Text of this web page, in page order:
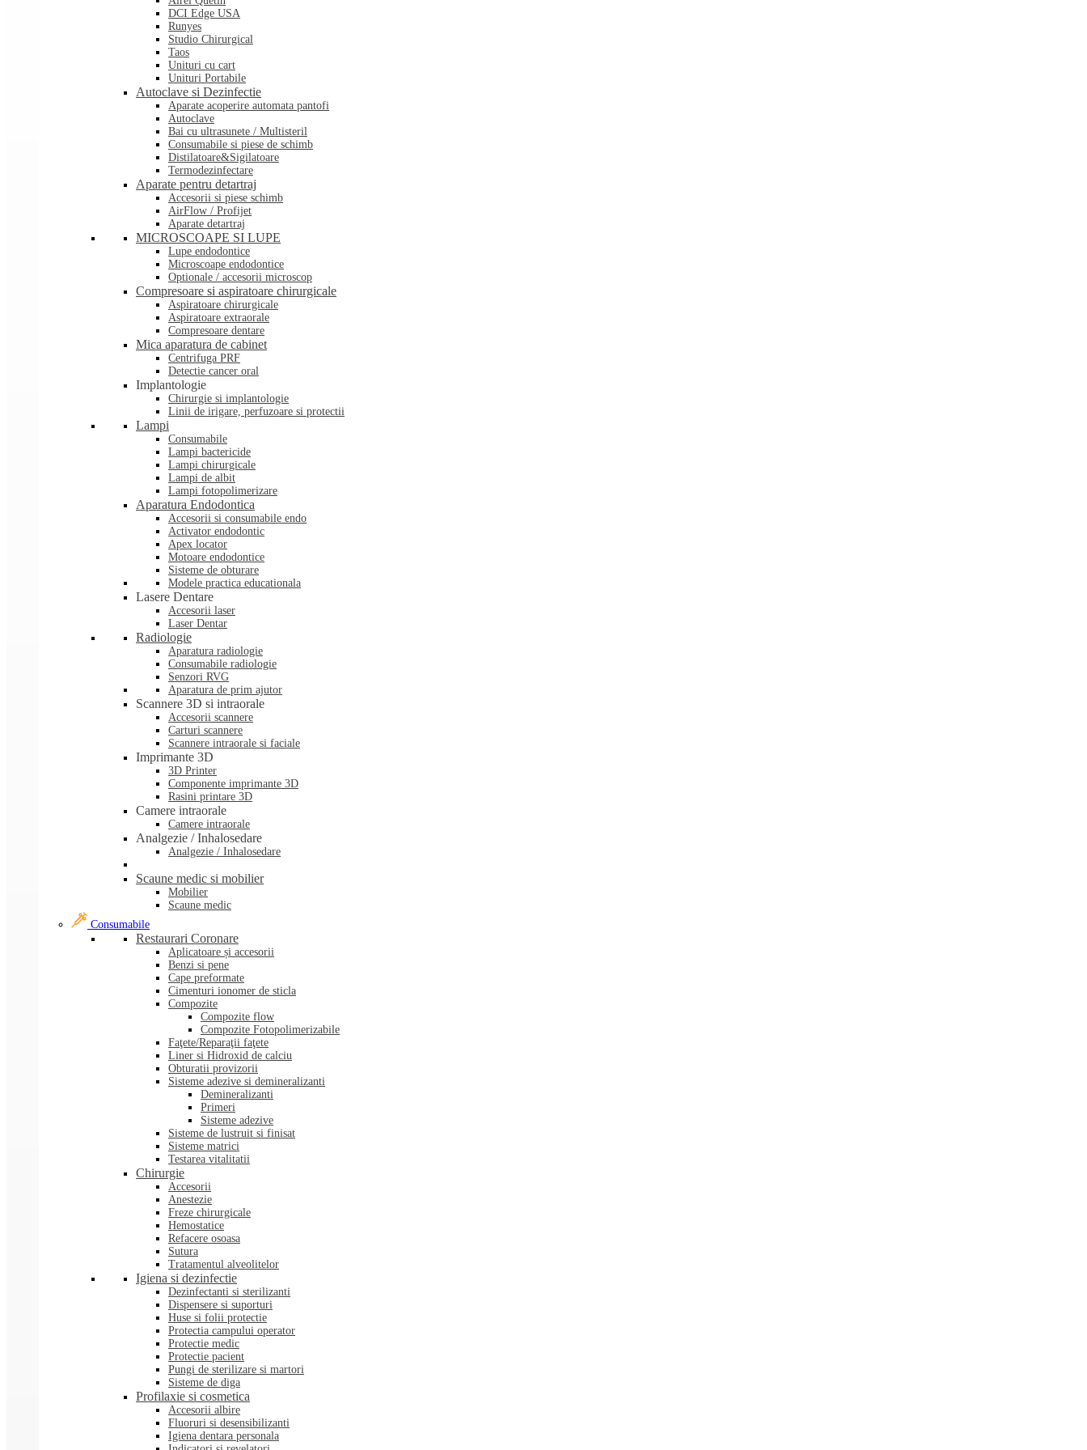
DCI Edge USA
Runyes
Studio Chirurgical
Taos
Unituri cu cart
Unituri Portabile
Autoclave si Dezinfectie
Aparate acoperire automata pantofi
Autoclave
Bai cu ultrasunete / Multisteril
Consumabile si piese de schimb
Distilatoare&Sigilatoare
Termodezinfectare
Aparate pentru detartraj
Accesorii si piese schimb
AirFlow / Profijet
Aparate detartraj
MICROSCOAPE SI LUPE
Lupe endodontice
Microscoape endodontice
Optionale / accesorii microscop
Compresoare si aspiratoare chirurgicale
Aspiratoare chirurgicale
Aspiratoare extraorale
Compresoare dentare
Mica aparatura de cabinet
Centrifuga PRF
Detectie cancer oral
Implantologie
Chirurgie si implantologie
Linii de irigare, perfuzoare si protectii
Lampi
Consumabile
Lampi bactericide
Lampi chirurgicale
Lampi de albit
Lampi fotopolimerizare
Aparatura Endodontica
Accesorii si consumabile endo
Activator endodontic
Apex locator
Motoare endodontice
Sisteme de obturare
Modele practica educationala
Lasere Dentare
Accesorii laser
Laser Dentar
Radiologie
Aparatura radiologie
Consumabile radiologie
Senzori RVG
Aparatura de prim ajutor
Scannere 3D si intraorale
Accesorii scannere
Carturi scannere
Scannere intraorale si faciale
Imprimante 3D
3D Printer
Componente imprimante 3D
Rasini printare 3D
Camere intraorale
Camere intraorale
Analgezie / Inhalosedare
Analgezie / Inhalosedare
Scaune medic si mobilier
Mobilier
Scaune medic
Consumabile
Restaurari Coronare
Aplicatoare și accesorii
Benzi si pene
Cape preformate
Cimenturi ionomer de sticla
Compozite
Compozite flow
Compozite Fotopolimerizabile
Faţete/Reparaţii faţete
Liner si Hidroxid de calciu
Obturatii provizorii
Sisteme adezive si demineralizanti
Demineralizanti
Primeri
Sisteme adezive
Sisteme de lustruit si finisat
Sisteme matrici
Testarea vitalitatii
Chirurgie
Accesorii
Anestezie
Freze chirurgicale
Hemostatice
Refacere osoasa
Sutura
Tratamentul alveolitelor
Igiena si dezinfectie
Dezinfectanti si sterilizanti
Dispensere si suporturi
Huse si folii protectie
Protectia campului operator
Protectie medic
Protectie pacient
Pungi de sterilizare si martori
Sisteme de diga
Profilaxie si cosmetica
Accesorii albire
Fluoruri si desensibilizanti
Igiena dentara personala